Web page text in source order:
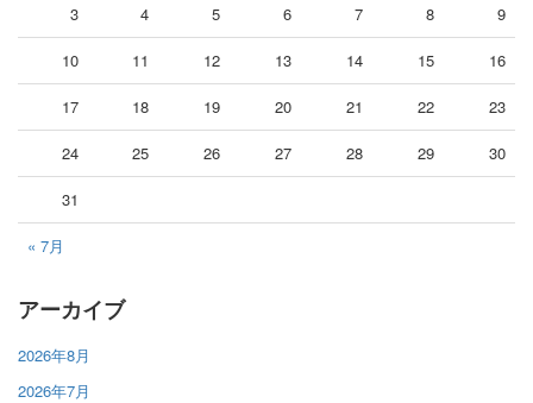
« 7月
3 4 5 6 7 8 9
10 11 12 13 14 15 16
17 18 19 20 21 22 23
24 25 26 27 28 29 30
31
アーカイブ
2026年8月
2026年7月